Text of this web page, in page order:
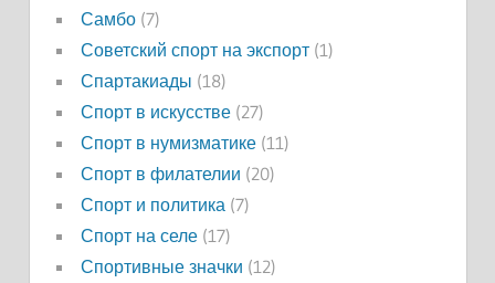
Самбо(7)
Советский спорт на экспорт(1)
Спартакиады (18)
Спорт в искусстве(27)
Спорт в нумизматике(11)
Спорт в филателии (20)
Спорт и политика (7)
Спорт на селе(17)
Спортивные значки (12)